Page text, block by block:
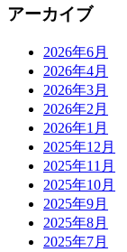
アーカイブ
2026年6月
2026年4月
2026年3月
2026年2月
2026年1月
2025年12月
2025年11月
2025年10月
2025年9月
2025年8月
2025年7月